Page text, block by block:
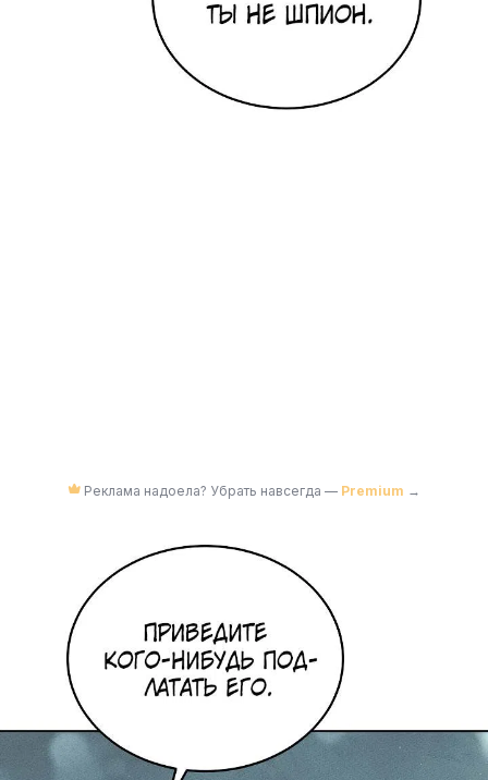
Реклама надоела? Убрать навсегда — Premium →